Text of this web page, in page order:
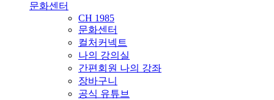
문화센터
CH 1985
문화센터
컬처커넥트
나의 강의실
간편회원 나의 강좌
장바구니
공식 유튜브